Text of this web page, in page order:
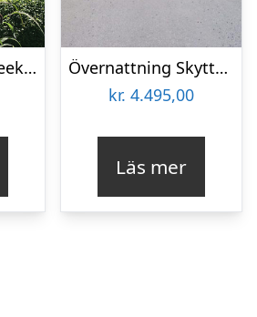
Smakrunda & Weekend Österlen
Övernattning Skytteholm
kr. 4.495,00
Läs mer